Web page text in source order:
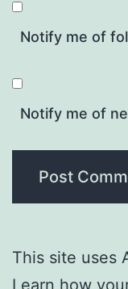
Notify me of
Notify me of
This site uses
Learn how